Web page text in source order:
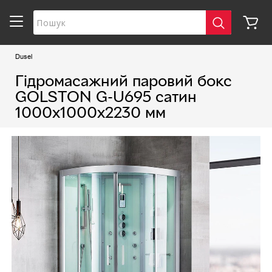
Dusel
Гідромасажний паровий бокс
GOLSTON G-U695 сатин
1000х1000х2230 мм